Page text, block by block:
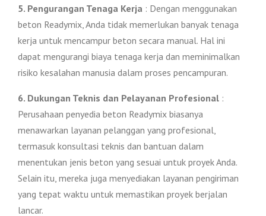
5. Pengurangan Tenaga Kerja : Dengan menggunakan
beton Readymix, Anda tidak memerlukan banyak tenaga
kerja untuk mencampur beton secara manual. Hal ini
dapat mengurangi biaya tenaga kerja dan meminimalkan
risiko kesalahan manusia dalam proses pencampuran.
6. Dukungan Teknis dan Pelayanan Profesional :
Perusahaan penyedia beton Readymix biasanya
menawarkan layanan pelanggan yang profesional,
termasuk konsultasi teknis dan bantuan dalam
menentukan jenis beton yang sesuai untuk proyek Anda.
Selain itu, mereka juga menyediakan layanan pengiriman
yang tepat waktu untuk memastikan proyek berjalan
lancar.